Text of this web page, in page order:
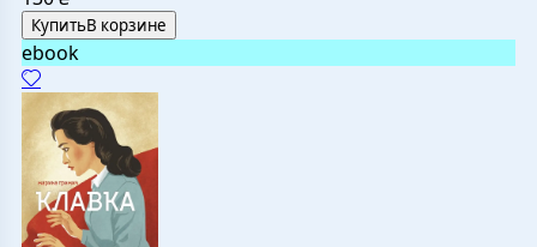
КупитьВ корзине
ebook